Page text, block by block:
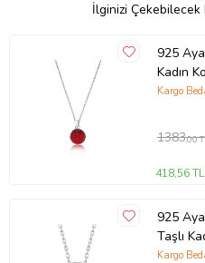
İlginizi
925
Kadın
Kargo
1383,00
418,56
925
Taşlı
Kargo